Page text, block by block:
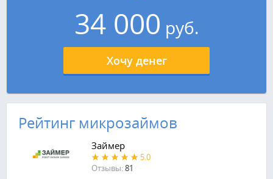
34 000 руб.
Хочу денег
Рейтинг микрозаймов
Займер
5.0
Отзывы:81